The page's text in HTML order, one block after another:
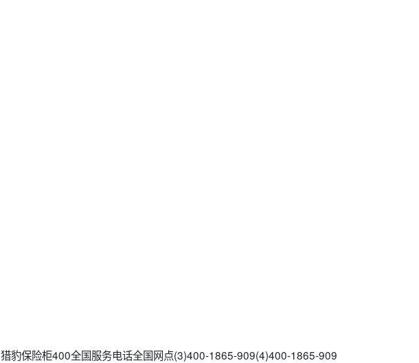
猎豹保险柜400全国服务电话全国网点(3)400-1865-909(4)400-1865-909